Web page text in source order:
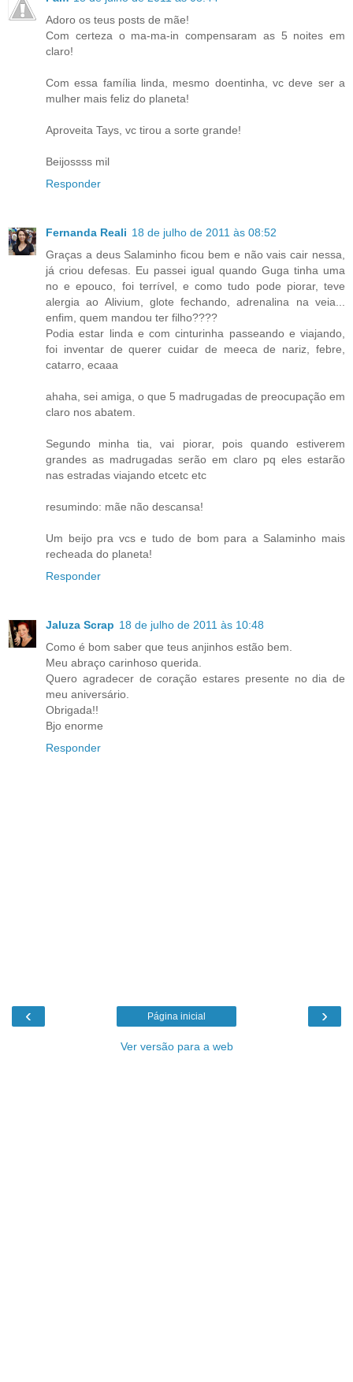
Adoro os teus posts de mãe!
Com certeza o ma-ma-in compensaram as 5 noites em
claro!
Com essa família linda, mesmo doentinha, vc deve ser a
mulher mais feliz do planeta!
Aproveita Tays, vc tirou a sorte grande!
Beijossss mil
Responder
Fernanda Reali 18 de julho de 2011 às 08:52
Graças a deus Salaminho ficou bem e não vais cair nessa,
já criou defesas. Eu passei igual quando Guga tinha uma
no e epouco, foi terrível, e como tudo pode piorar, teve
alergia ao Alivium, glote fechando, adrenalina na veia...
enfim, quem mandou ter filho????
Podia estar linda e com cinturinha passeando e viajando,
foi inventar de querer cuidar de meeca de nariz, febre,
catarro, ecaaa
ahaha, sei amiga, o que 5 madrugadas de preocupação em
claro nos abatem.
Segundo minha tia, vai piorar, pois quando estiverem
grandes as madrugadas serão em claro pq eles estarão
nas estradas viajando etcetc etc
resumindo: mãe não descansa!
Um beijo pra vcs e tudo de bom para a Salaminho mais
recheada do planeta!
Responder
Jaluza Scrap 18 de julho de 2011 às 10:48
Como é bom saber que teus anjinhos estão bem.
Meu abraço carinhoso querida.
Quero agradecer de coração estares presente no dia de
meu aniversário.
Obrigada!!
Bjo enorme
Responder
‹ ›
Página inicial
Ver versão para a web